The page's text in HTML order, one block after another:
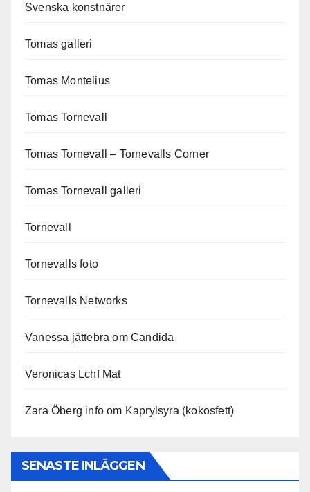
Svenska konstnärer
Tomas galleri
Tomas Montelius
Tomas Tornevall
Tomas Tornevall – Tornevalls Corner
Tomas Tornevall galleri
Tornevall
Tornevalls foto
Tornevalls Networks
Vanessa jättebra om Candida
Veronicas Lchf Mat
Zara Öberg info om Kaprylsyra (kokosfett)
SENASTE INLÄGGEN